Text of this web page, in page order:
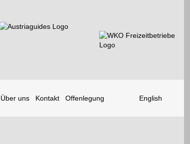
Über uns Kontakt Offenlegung English